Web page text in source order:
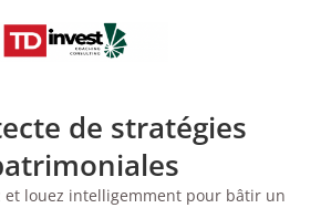
de stratégies
et louez intelligemment pour bâtir un